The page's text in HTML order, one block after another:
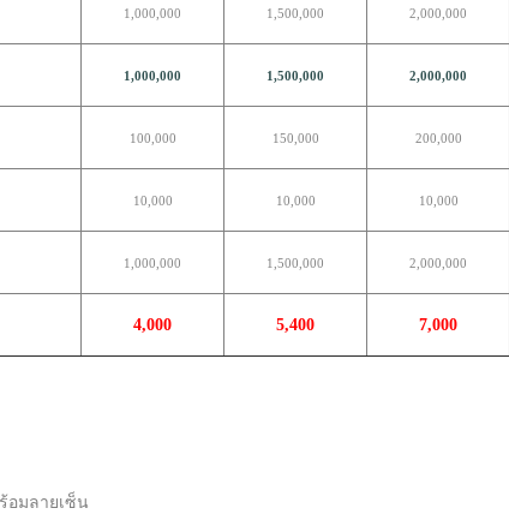
1,000,000 1,500,000 2,000,000
1,000,000 1,500,000 2,000,000
100,000 150,000 200,000
10,000 10,000 10,000
1,000,000 1,500,000 2,000,000
4,000 5,400 7,000
อมลายเซ็น